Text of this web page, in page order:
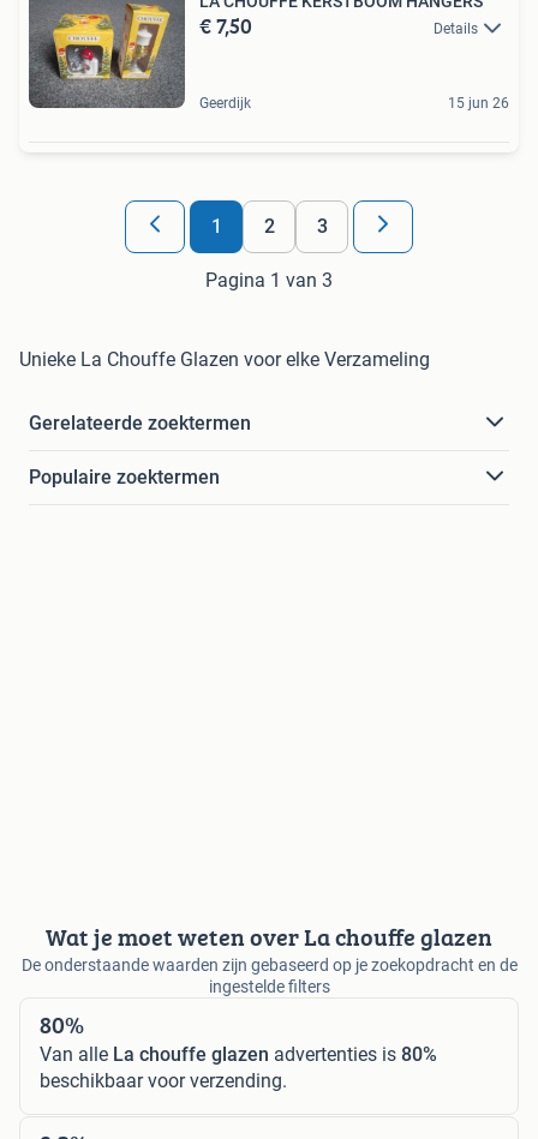
€ 7,50 Details
Geerdijk 15 jun 26
1 2 3
Pagina 1 van 3
Unieke La Chouffe Glazen voor elke Verzameling
Gerelateerde zoektermen
Populaire zoektermen
Wat je moet weten over La chouffe glazen
De onderstaande waarden zijn gebaseerd op je zoekopdracht en de
ingestelde filters
80%
Van alle La chouffe glazen advertenties is 80%
beschikbaar voor verzending.